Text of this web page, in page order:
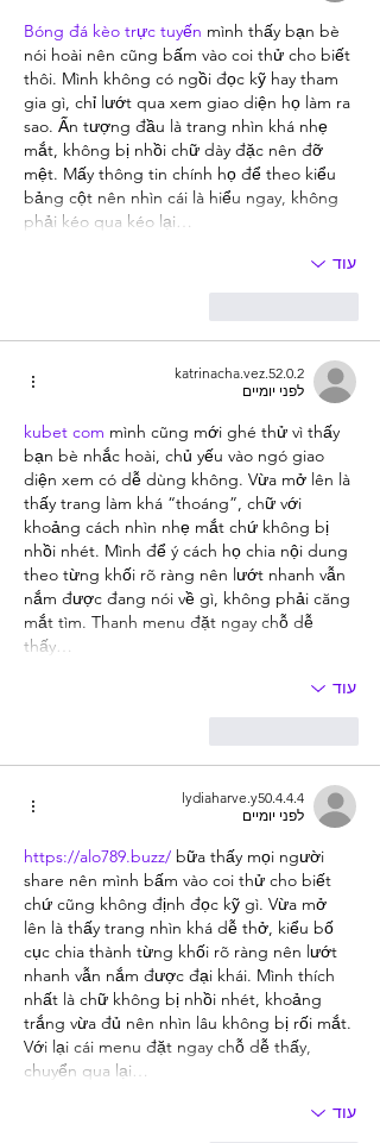
Bóng đá kèo trực tuyến mình thấy bạn bè
nói hoài nên cũng bấm vào coi thử cho biết
thôi. Mình không có ngồi đọc kỹ hay tham
gia gì, chỉ lướt qua xem giao diện họ làm ra
sao. Ấn tượng đầu là trang nhìn khá nhẹ
mắt, không bị nhồi chữ dày đặc nên đỡ
mệt. Mấy thông tin chính họ để theo kiểu
bảng cột nên nhìn cái là hiểu ngay, không
phải kéo qua kéo lại…
עוד
katrinacha.vez.52.0.2
לפני יומיים
kubet com mình cũng mới ghé thử vì thấy
bạn bè nhắc hoài, chủ yếu vào ngó giao
diện xem có dễ dùng không. Vừa mở lên là
thấy trang làm khá “thoáng”, chữ với
khoảng cách nhìn nhẹ mắt chứ không bị
nhồi nhét. Mình để ý cách họ chia nội dung
theo từng khối rõ ràng nên lướt nhanh vẫn
nắm được đang nói về gì, không phải căng
mắt tìm. Thanh menu đặt ngay chỗ dễ
thấy…
עוד
lydiaharve.y50.4.4.4
לפני יומיים
https://alo789.buzz/ bữa thấy mọi người
share nên mình bấm vào coi thử cho biết
chứ cũng không định đọc kỹ gì. Vừa mở
lên là thấy trang nhìn khá dễ thở, kiểu bố
cục chia thành từng khối rõ ràng nên lướt
nhanh vẫn nắm được đại khái. Mình thích
nhất là chữ không bị nhồi nhét, khoảng
trắng vừa đủ nên nhìn lâu không bị rối mắt.
Với lại cái menu đặt ngay chỗ dễ thấy,
chuyển qua lại…
עוד